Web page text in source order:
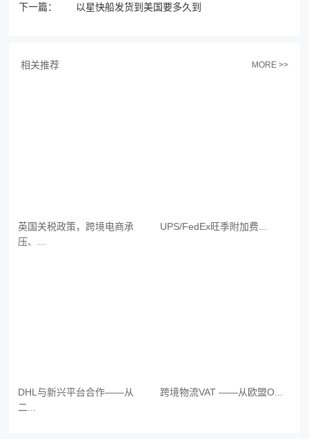
下一篇： 以星快船发货到美国要多久到
相关推荐 MORE >>
英国关税政策，跨境电商承
压、...
UPS/FedEx旺季附加费...
DHL与新兴平台合作——从
二...
跨境物流VAT ——从欧盟O...